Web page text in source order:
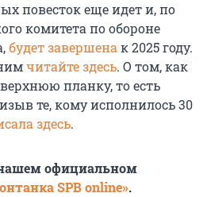
повесток еще идет и, по
комитета по обороне
будет завершена к 2025 году.
читайте здесь. О том, как
планку, то есть
те, кому исполнилось 30
здесь.
официальном
SPB online».